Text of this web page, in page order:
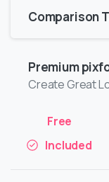
Comparison
Premium
Create Great
Included